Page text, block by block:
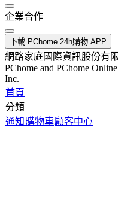
企業合作
下載 PChome 24h購物 APP
網路家庭國際資訊股份有
PChome and PChome
Inc.
首頁
分類
通知 購物車顧客中心